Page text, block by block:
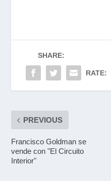
SHARE:
RATE:
PREVIOUS
Francisco Goldman se
vende con "El Circuito
Interior"